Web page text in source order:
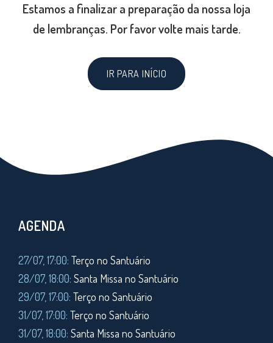
Estamos a finalizar a preparação da nossa loja
de lembranças. Por favor volte mais tarde.
IR PARA INÍCIO
AGENDA
27/07, 17:00: Terço no Santuário
28/07, 18:00: Santa Missa no Santuário
29/07, 17:00: Terço no Santuário
31/07, 17:00: Terço no Santuário
31/07, 18:00: Santa Missa no Santuário